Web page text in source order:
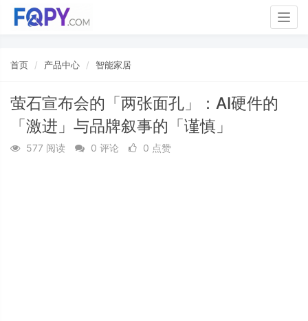
首页 产品中心 智能家居
萤石宣布会的「两张面孔」：AI硬件的
「激进」与品牌叙事的「谨慎」
577 阅读 0 评论 0 点赞